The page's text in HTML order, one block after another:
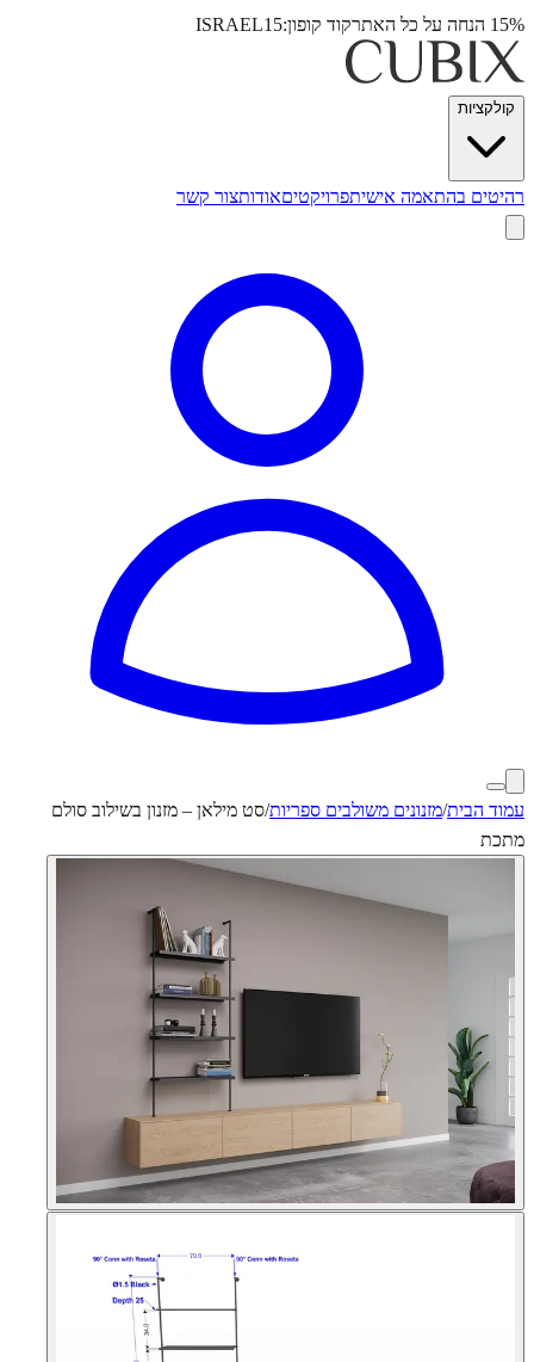
15% הנחה על כל האתר קוד קופון:ISRAEL15
קולקציות
רהיטים בהתאמה אישיתפרויקטיםאודותצור קשר
עמוד הבית/מזנונים משולבים ספריות/סט מילאן – מזנון בשילוב סולם
מתכת